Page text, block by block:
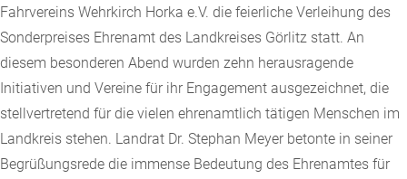
Fahrvereins Wehrkirch Horka e.V. die feierliche Verleihung des
Sonderpreises Ehrenamt des Landkreises Görlitz statt. An
diesem besonderen Abend wurden zehn herausragende
Initiativen und Vereine für ihr Engagement ausgezeichnet, die
stellvertretend für die vielen ehrenamtlich tätigen Menschen im
Landkreis stehen. Landrat Dr. Stephan Meyer betonte in seiner
Begrüßungsrede die immense Bedeutung des Ehrenamtes für